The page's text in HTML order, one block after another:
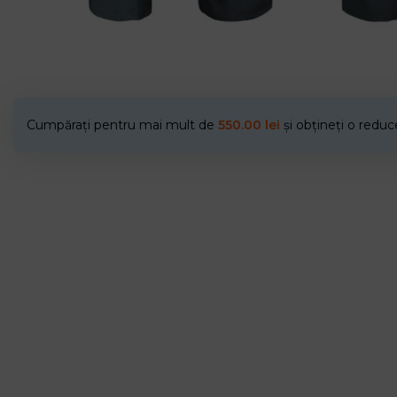
Cumpărați pentru mai mult de 550.00 lei și obțineți o